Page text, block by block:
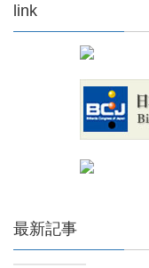
link
最新記事